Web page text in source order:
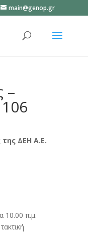
main@genop.gr
–
ΔΕΗ Α.Ε.
10.00 π.μ.